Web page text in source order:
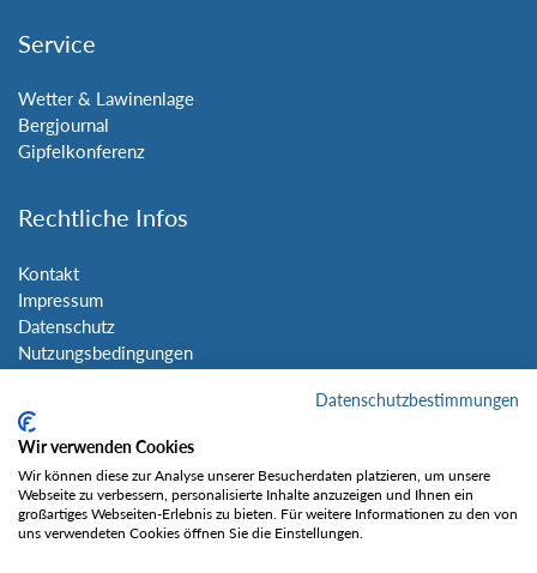
Service
Wetter & Lawinenlage
Bergjournal
Gipfelkonferenz
Rechtliche Infos
Kontakt
Impressum
Datenschutz
Nutzungsbedingungen
Social Media
Datenschutzbestimmungen
Wir verwenden Cookies
Wir können diese zur Analyse unserer Besucherdaten platzieren, um unsere
Webseite zu verbessern, personalisierte Inhalte anzuzeigen und Ihnen ein
großartiges Webseiten-Erlebnis zu bieten. Für weitere Informationen zu den von
uns verwendeten Cookies öffnen Sie die Einstellungen.